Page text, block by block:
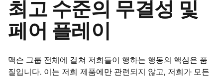
최고 수준의 무결성 및
페어 플레이
맥슨 그룹 전체에 걸쳐 저희들이 행하는 행동의 핵심은 품
질입니다. 이는 저희 제품에만 관련되지 않고, 저희가 모든